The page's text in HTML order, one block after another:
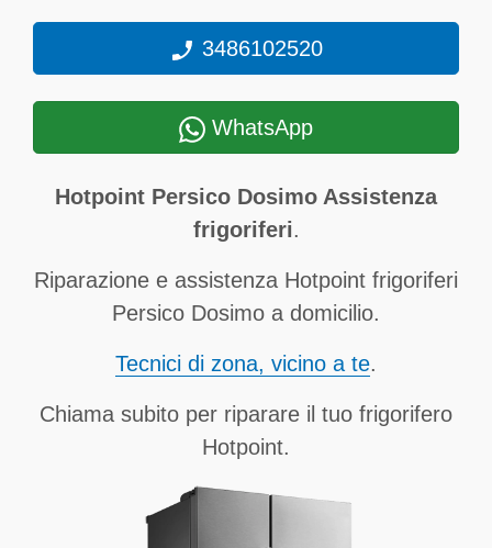
3486102520
WhatsApp
Hotpoint Persico Dosimo Assistenza
frigoriferi.
Riparazione e assistenza Hotpoint frigoriferi
Persico Dosimo a domicilio.
Tecnici di zona, vicino a te.
Chiama subito per riparare il tuo frigorifero
Hotpoint.